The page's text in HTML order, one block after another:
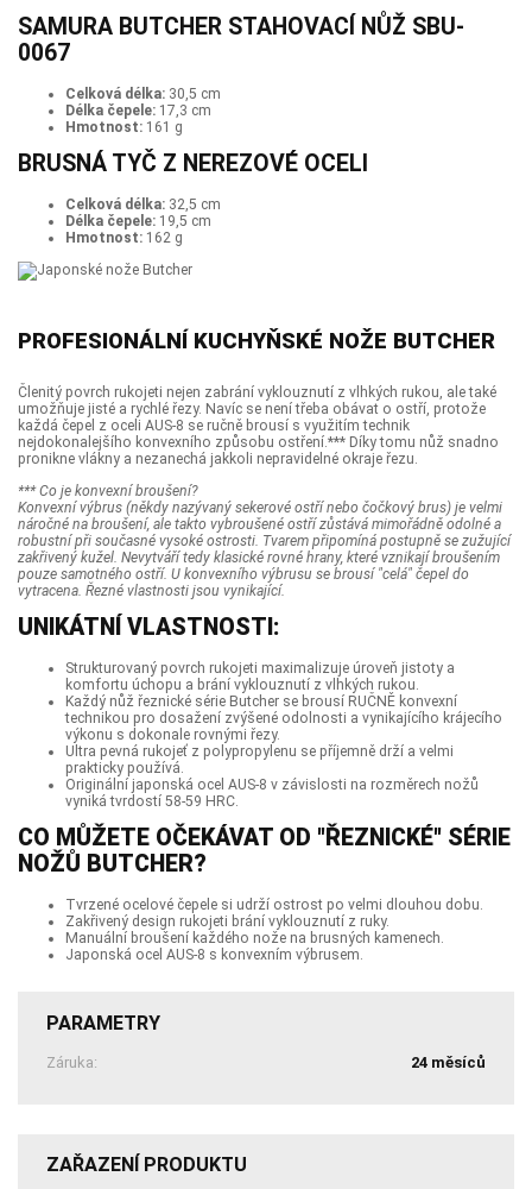
SAMURA BUTCHER STAHOVACÍ NŮŽ SBU-
0067
Celková délka: 30,5 cm
Délka čepele: 17,3 cm
Hmotnost: 161 g
BRUSNÁ TYČ Z NEREZOVÉ OCELI
Celková délka: 32,5 cm
Délka čepele: 19,5 cm
Hmotnost: 162 g
PROFESIONÁLNÍ KUCHYŇSKÉ NOŽE BUTCHER
Členitý povrch rukojeti nejen zabrání vyklouznutí z vlhkých rukou, ale také
umožňuje jisté a rychlé řezy. Navíc se není třeba obávat o ostří, protože
každá čepel z oceli AUS-8 se ručně brousí s využitím technik
nejdokonalejšího konvexního způsobu ostření.*** Díky tomu nůž snadno
pronikne vlákny a nezanechá jakkoli nepravidelné okraje řezu.
*** Co je konvexní broušení?
Konvexní výbrus (někdy nazývaný sekerové ostří nebo čočkový brus) je velmi
náročné na broušení, ale takto vybroušené ostří zůstává mimořádně odolné a
robustní při současné vysoké ostrosti. Tvarem připomíná postupně se zužující
zakřivený kužel. Nevytváří tedy klasické rovné hrany, které vznikají broušením
pouze samotného ostří. U konvexního výbrusu se brousí "celá" čepel do
vytracena. Řezné vlastnosti jsou vynikající.
UNIKÁTNÍ VLASTNOSTI:
Strukturovaný povrch rukojeti maximalizuje úroveň jistoty a
komfortu úchopu a brání vyklouznutí z vlhkých rukou.
Každý nůž řeznické série Butcher se brousí RUČNĚ konvexní
technikou pro dosažení zvýšené odolnosti a vynikajícího krájecího
výkonu s dokonale rovnými řezy.
Ultra pevná rukojeť z polypropylenu se příjemně drží a velmi
prakticky používá.
Originální japonská ocel AUS-8 v závislosti na rozměrech nožů
vyniká tvrdostí 58-59 HRC.
CO MŮŽETE OČEKÁVAT OD "ŘEZNICKÉ" SÉRIE
NOŽŮ BUTCHER?
Tvrzené ocelové čepele si udrží ostrost po velmi dlouhou dobu.
Zakřivený design rukojeti brání vyklouznutí z ruky.
Manuální broušení každého nože na brusných kamenech.
Japonská ocel AUS-8 s konvexním výbrusem.
PARAMETRY
Záruka: 24 měsíců
ZAŘAZENÍ PRODUKTU